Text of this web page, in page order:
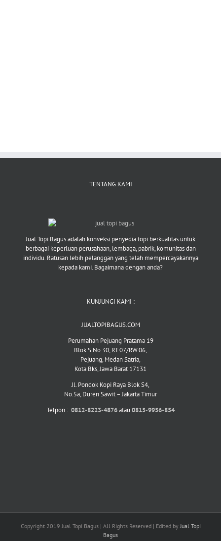
TENTANG KAMI
Jual Topi Bagus adalah konveksi penyedia topi berkualitas untuk
berbagai keperluan perusahaan, lembaga, pabrik, komunitas dan
individu. Ratusan lebih pelanggan yang telah mempercayakannya
kepada kami. Bagaimana dengan anda?
KUNJUNGI KAMI :
JUALTOPIBAGUS.COM
Perumahan Pejuang Pratama 19
Blok S No.30, RT.07/RW.06,
Pejuang, Medan Satria,
Kota Bks, Jawa Barat 17131
Jl. Pondok Kopi Raya Blok S4,
No.5a, Duren Sawit – Jakarta Timur
Telpon : 0812-8223-4876atau 0815-9956-854
Copyright 2019 Jual Topi Bagus | All Rights Reserved | Edited by Jual Topi
Bagus